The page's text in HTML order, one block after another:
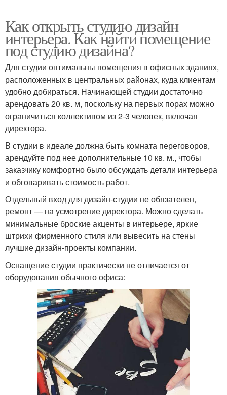
Как открыть студию дизайн
интерьера. Как найти помещение
под студию дизайна?
Для студии оптимальны помещения в офисных зданиях,
расположенных в центральных районах, куда клиентам
удобно добираться. Начинающей студии достаточно
арендовать 20 кв. м, поскольку на первых порах можно
ограничиться коллективом из 2-3 человек, включая
директора.
В студии в идеале должна быть комната переговоров,
арендуйте под нее дополнительные 10 кв. м., чтобы
заказчику комфортно было обсуждать детали интерьера
и обговаривать стоимость работ.
Отдельный вход для дизайн-студии не обязателен,
ремонт — на усмотрение директора. Можно сделать
минимальные броские акценты в интерьере, яркие
штрихи фирменного стиля или вывесить на стены
лучшие дизайн-проекты компании.
Оснащение студии практически не отличается от
оборудования обычного офиса: